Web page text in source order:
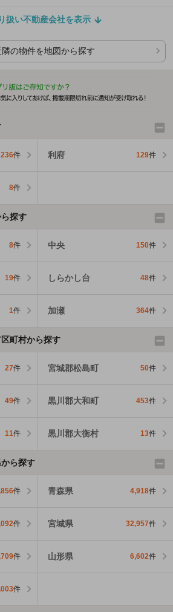
扱い不動産会社を表示
隣の物件を地図から探す
236件 利府 129件
8件
探す
8件 中央 150件
19件 しらかし台 48件
1件 加瀬 364件
町村から探す
27件 宮城郡松島町 50件
49件 黒川郡大和町 453件
11件 黒川郡大衡村 13件
ら探す
件 青森県 4,918件
件 宮城県 32,957件
件 山形県 6,602件
件